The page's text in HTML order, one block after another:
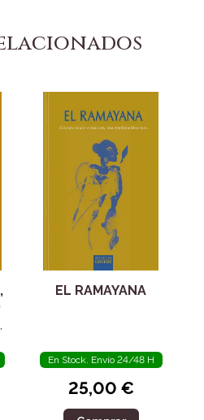
EL RAMAYANA
En Stock. Envío 24/48 H
25,00 €